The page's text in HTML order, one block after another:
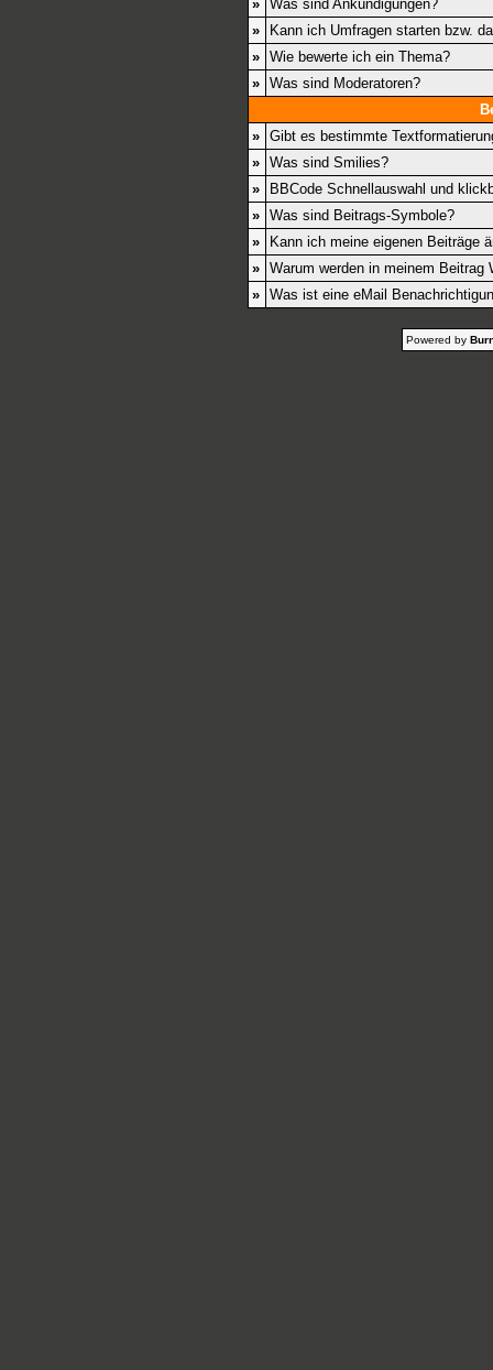
»
Was sind Ankündigungen?
»
Kann ich Umfragen starten bzw.
»
Wie bewerte ich ein Thema?
»
Was sind Moderatoren?
»
Gibt es bestimmte
»
Was sind Smilies?
»
BBCode Schnellauswahl und
»
Was sind Beitrags-Symbole?
»
Kann ich meine eigenen Beiträge
»
Warum werden in meinem Beitrag
»
Was ist eine eMail
Powered by